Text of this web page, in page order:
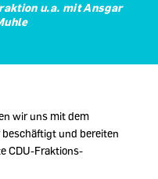
u.a. mit Ansgar
wir uns mit dem
und bereiten
CDU-Fraktions-